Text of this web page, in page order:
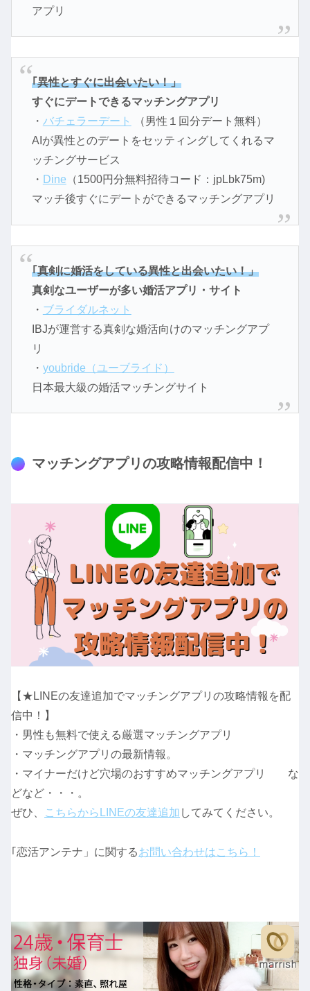
アプリ
｢異性とすぐに出会いたい！」
すぐにデートできるマッチングアプリ
・ バチェラーデート
（男性１回分デート無料）
AIが異性とのデートをセッティングしてくれるマ
ッチングサービス
・ Dine （1500円分無料招待コード：jpLbk75m)
マッチ後すぐにデートができるマッチングアプリ
｢真剣に婚活をしている異性と出会いたい！」
真剣なユーザーが多い婚活アプリ・サイト
・ ブライダルネット
IBJが運営する真剣な婚活向けのマッチングアプ
リ
・ youbride（ユーブライド）
日本最大級の婚活マッチングサイト
マッチングアプリの攻略情報配信中！
【★LINEの友達追加でマッチングアプリの攻略情報を配
信中！】
・男性も無料で使える厳選マッチングアプリ
・マッチングアプリの最新情報。
・マイナーだけど穴場のおすすめマッチングアプリ な
どなど・・・。
ぜひ、
こちらからLINEの友達追加 してみてください。
｢恋活アンテナ」に関するお問い合わせはこちら！